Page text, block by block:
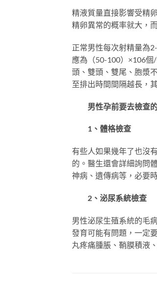
精液質量直接影響受精
精卵異常的概率就大，
正常男性每次射精量為
應為（50-100）×106
頭、雙頭、雙尾、胞漿
至排出時間間隔越長，
男性孕前要去檢查的
1、體格檢查
有些人如果幾年了也沒
的。醫生還會詳細詢問
神病、遺傳病等，必要
2、泌尿系統檢查
男性泌尿生殖系統的毛
發育可能有問題，一定
丸疼痛腫脹、鞘膜積液